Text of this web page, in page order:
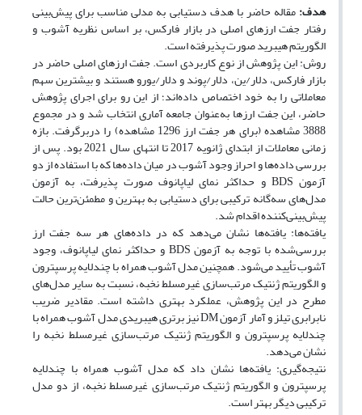
هدف:مقاله حاضر با هدف دستیابی به مدلی مناسب برای پیش‌بینی
رفتار جفت ارزهای اصلی در بازار فارکس، بر اساس نظریه آشوب و
الگوریتم هیبرید صورت پذیرفته است.
روش: این پژوهش از نوع کاربردی است. جفت ارزهای اصلی حاضر در
بازار فارکس، دلار/ین، دلار/پوند و دلار/یورو هستند و بیشترین سهم
معاملاتی را به خود اختصاص داده‌اند؛ از این رو برای اجرای پژوهش
حاضر، این جفت ارزها به‌عنوان جامعه آماری انتخاب شد‏ و در مجموع
3888 مشاهده (برای هر جفت ارز 1296 مشاهده) را دربرگرفت. بازه
زمانی معاملات از ابتدای ژانویه 2017 تا انتهای سال 2021 بود. پس از
بررسی داده‌ها و احراز وجود آشوب در میان داده‌ها که با استفاده از دو
آزمون BDS و حداکثر نمای لیاپانوف صورت پذیرفت، به آزمون
مدل‌های سه‌گانه ترکیبی برای دستیابی به بهترین و مطمئن‌ترین حالت
پیش‌بینی‌کننده اقدام شد.
یافته‌ها: یافته‌ها نشان می‌دهد که در داده‌های هر سه جفت ارز
بررسی‌شده با توجه به آزمون BDS و حداکثر نمای لیاپانوف، وجود
آشوب تأیید می‌شود. همچنین مدل آشوب همراه با چندلایه پرسپترون
و الگوریتم ژنتیک مرتب‌سازی غیرمسلط نخبه، نسبت به سایر مدل‌های
مطرح در این پژوهش، عملکرد بهتری داشته است. مقادیر ضریب
نابرابری تیلز و آمار آزمون DM نیز برتری هیبریدی مدل آشوب همراه با
چندلایه پرسپترون و الگوریتم ژنتیک مرتب‌سازی غیرمسلط نخبه را
نشان می‌دهد.
نتیجه‌گیری: یافته‌ها نشان داد که مدل آشوب همراه با چندلایه
پرسپترون و الگوریتم ژنتیک مرتب‌سازی غیرمسلط نخبه، از دو مدل
ترکیبی دیگر بهتر است.